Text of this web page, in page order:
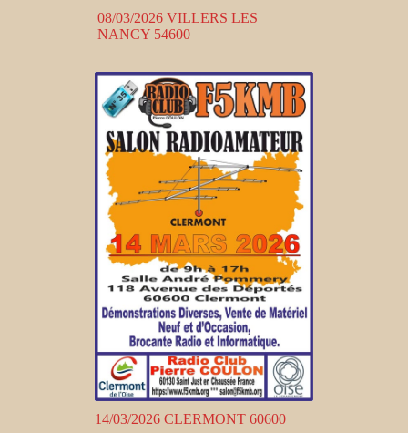
08/03/2026 VILLERS LES
NANCY 54600
14/03/2026 CLERMONT 60600